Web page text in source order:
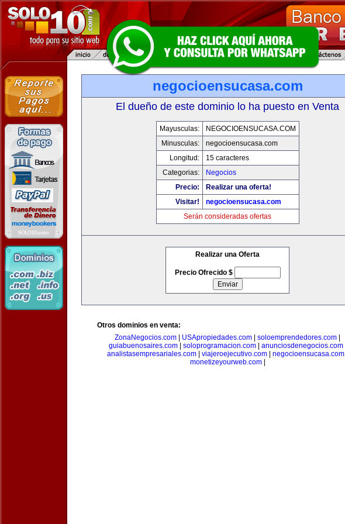
negocioensucasa.com
El dueño de este dominio lo ha puesto en Venta
Mayusculas:
NEGOCIOENSUCASA.COM
Minusculas:
negocioensucasa.com
Longitud:
15 caracteres
Categorias:
Negocios
Precio:
Realizar una oferta!
Visitar!
negocioensucasa.com
Serán consideradas ofertas
Realizar una Oferta
Precio Ofrecido $
Otros dominios en venta:
ZonaNegocios.com
USApropiedades.com soloemprendedores.com
guiabuenosaires.com| soloprogramacion.com| anunciosdenegocios.com|
analistasempresariales.com
viajeroejecutivo.com negocioensucasa.com
monetizeyourweb.com|